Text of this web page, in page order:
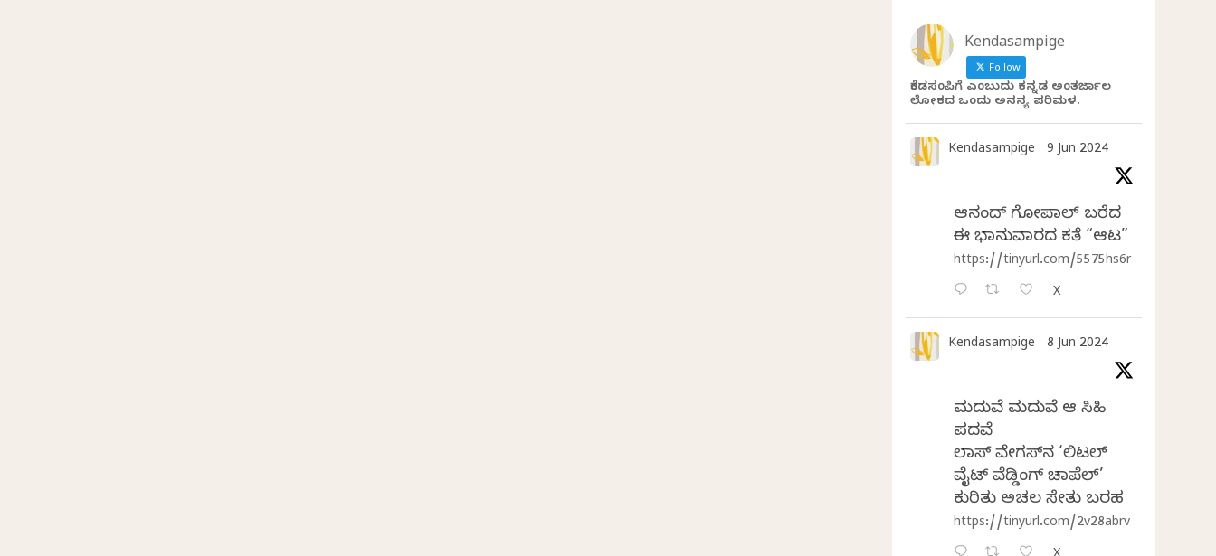
Kendasampige
Follow
ಕೆಂಡಸಂಪಿಗೆ ಎಂಬುದು ಕನ್ನಡ ಅಂತರ್ಜಾಲ
ಲೋಕದ ಒಂದು ಅನನ್ಯ ಪರಿಮಳ.
Kendasampige 9 Jun 2024
ಆನಂದ್‌ ಗೋಪಾಲ್‌ ಬರೆದ
ಈ ಭಾನುವಾರದ ಕತೆ “ಆಟ”
https://tinyurl.com/5575hs6r
X
Kendasampige 8 Jun 2024
ಮದುವೆ ಮದುವೆ ಆ ಸಿಹಿ
ಪದವೆ
ಲಾಸ್‌ ವೇಗಸ್‌ನ ‘ಲಿಟಲ್
ವೈಟ್ ವೆಡ್ಡಿಂಗ್ ಚಾಪೆಲ್’
ಕುರಿತು ಅಚಲ ಸೇತು ಬರಹ
https://tinyurl.com/2v28abrv